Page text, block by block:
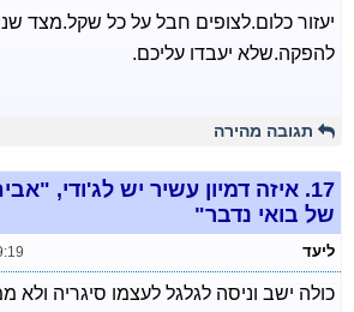
יעזור כלום.לצופים חבל על כל שקל.מצד
להפקה.שלא יעבדו עליכם.
תגובה מהירה
17. איזה דמיון עשיר יש לג'ודי,
של בואי נדבר"
ליעד
כולה ישב וניסה לגלגל לעצמו סיגריה